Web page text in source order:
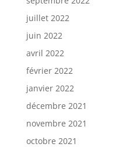
juillet 2022
juin 2022
avril 2022
février 2022
janvier 2022
décembre 2021
novembre 2021
octobre 2021